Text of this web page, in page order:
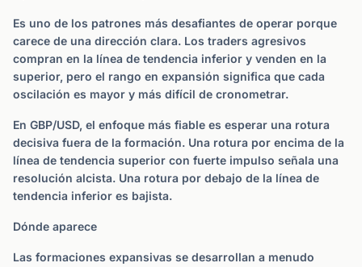
Es uno de los patrones más desafiantes de operar porque
carece de una dirección clara. Los traders agresivos
compran en la línea de tendencia inferior y venden en la
superior, pero el rango en expansión significa que cada
oscilación es mayor y más difícil de cronometrar.
En GBP/USD, el enfoque más fiable es esperar una rotura
decisiva fuera de la formación. Una rotura por encima de la
línea de tendencia superior con fuerte impulso señala una
resolución alcista. Una rotura por debajo de la línea de
tendencia inferior es bajista.
Dónde aparece
Las formaciones expansivas se desarrollan a menudo